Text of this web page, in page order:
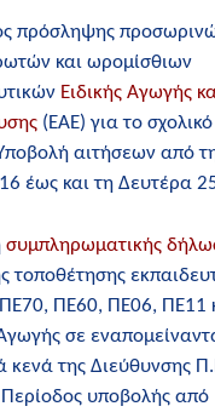
πρόσληψης
και ωρομίσθιων
Ειδικής Αγωγής
(ΕΑΕ) για το
αιτήσεων από
έως και τη Δευτέρα
συμπληρωματικής
τοποθέτησης
ΠΕ60, ΠΕ06, ΠΕ11
σε
κενά της Διεύθυνσης
υποβολής από